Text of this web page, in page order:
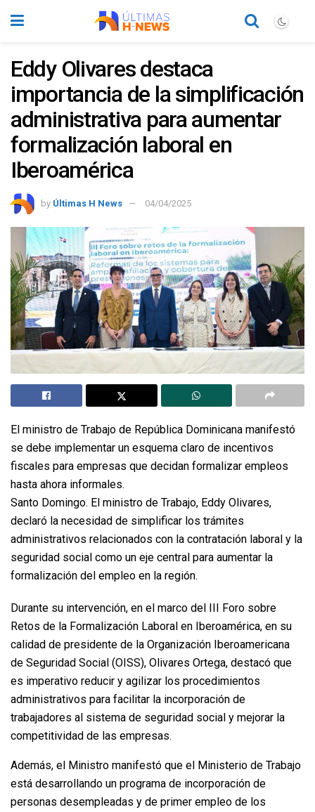
Eddy Olivares destaca
importancia de la simplificación
administrativa para aumentar
formalización laboral en
Iberoamérica
by Últimas H News 04/04/2025
El ministro de Trabajo de República Dominicana manifestó
se debe implementar un esquema claro de incentivos
fiscales para empresas que decidan formalizar empleos
hasta ahora informales.
Santo Domingo. El ministro de Trabajo, Eddy Olivares,
declaró la necesidad de simplificar los trámites
administrativos relacionados con la contratación laboral y la
seguridad social como un eje central para aumentar la
formalización del empleo en la región.
Durante su intervención, en el marco del III Foro sobre
Retos de la Formalización Laboral en Iberoamérica, en su
calidad de presidente de la Organización Iberoamericana
de Seguridad Social (OISS), Olivares Ortega, destacó que
es imperativo reducir y agilizar los procedimientos
administrativos para facilitar la incorporación de
trabajadores al sistema de seguridad social y mejorar la
competitividad de las empresas.
Además, el Ministro manifestó que el Ministerio de Trabajo
está desarrollando un programa de incorporación de
personas desempleadas y de primer empleo de los